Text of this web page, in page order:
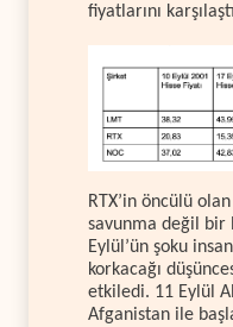
fiyatlarını
RTX’in öncülü
savunma değil bir
Eylül’ün şoku
korkacağı
etkiledi. 11 Eylül
Afganistan ile